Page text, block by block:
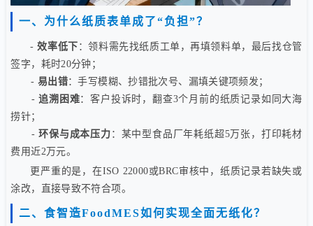
一、为什么纸质表单成了“负担”？
-效率低下 ：领料需先找纸质工单，再填领料单，最后找仓管
签字，耗时20分钟；
- 易出错：手写模糊、抄错批次号、漏填关键项频发；
-追溯困难：客户投诉时，翻查3个月前的纸质记录如同大海
捞针；
-环保与成本压力 ：某中型食品厂年耗纸超5万张，打印耗材
费用近2万元。
更严重的是，在ISO 22000或BRC审核中，纸质记录若缺失或
涂改，直接导致不符合项。
二、食智造FoodMES如何实现全面无纸化？